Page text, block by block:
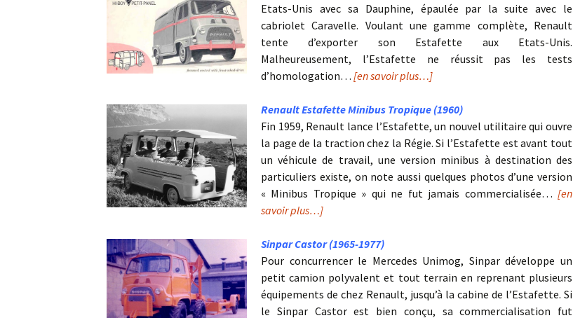
Etats-Unis avec sa Dauphine, épaulée par la suite avec le
cabriolet Caravelle. Voulant une gamme complète, Renault
tente d’exporter son Estafette aux Etats-Unis.
Malheureusement, l’Estafette ne réussit pas les tests
d’homologation… [en savoir plus…]
Renault Estafette Minibus Tropique (1960)
Fin 1959, Renault lance l’Estafette, un nouvel utilitaire qui ouvre
la page de la traction chez la Régie. Si l’Estafette est avant tout
un véhicule de travail, une version minibus à destination des
particuliers existe, on note aussi quelques photos d’une version
« Minibus Tropique » qui ne fut jamais commercialisée… [en
savoir plus…]
Sinpar Castor (1965-1977)
Pour concurrencer le Mercedes Unimog, Sinpar développe un
petit camion polyvalent et tout terrain en reprenant plusieurs
équipements de chez Renault, jusqu’à la cabine de l’Estafette. Si
le Sinpar Castor est bien conçu, sa commercialisation fut